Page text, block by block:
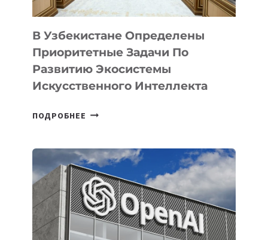
В Узбекистане Определены
Приоритетные Задачи По
Развитию Экосистемы
Искусственного Интеллекта
ПОДРОБНЕЕ В
ПРИОРИТЕТНЫЕ
ЗАДАЧИ
ПО
РАЗВИТИЮ
ЭКОСИСТЕМЫ
ИСКУССТВЕННОГО